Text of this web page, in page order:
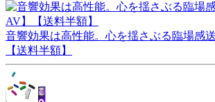
音響効果は高性能。心を揺さぶる臨場感
【送料半額】